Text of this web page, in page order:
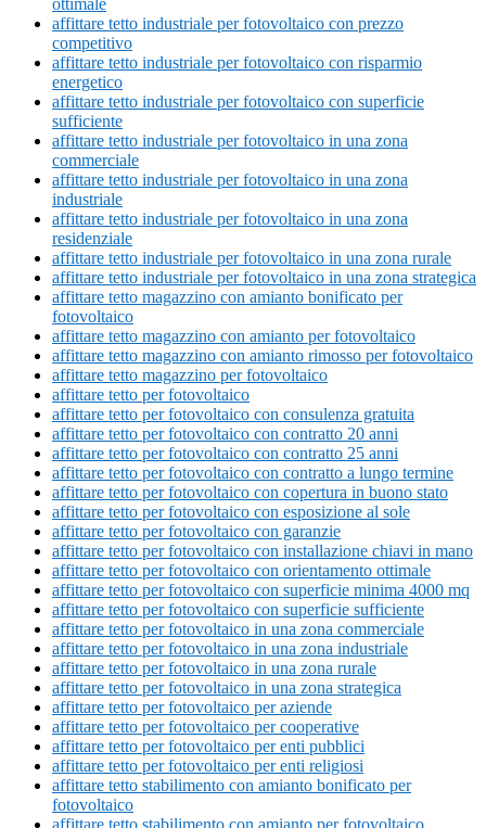
affittare tetto industriale per fotovoltaico con prezzo
competitivo
affittare tetto industriale per fotovoltaico con risparmio
energetico
affittare tetto industriale per fotovoltaico con superficie
sufficiente
affittare tetto industriale per fotovoltaico in una zona
commerciale
affittare tetto industriale per fotovoltaico in una zona
industriale
affittare tetto industriale per fotovoltaico in una zona
residenziale
affittare tetto industriale per fotovoltaico in una zona rurale
affittare tetto industriale per fotovoltaico in una zona strategica
affittare tetto magazzino con amianto bonificato per
fotovoltaico
affittare tetto magazzino con amianto per fotovoltaico
affittare tetto magazzino con amianto rimosso per fotovoltaico
affittare tetto magazzino per fotovoltaico
affittare tetto per fotovoltaico
affittare tetto per fotovoltaico con consulenza gratuita
affittare tetto per fotovoltaico con contratto 20 anni
affittare tetto per fotovoltaico con contratto 25 anni
affittare tetto per fotovoltaico con contratto a lungo termine
affittare tetto per fotovoltaico con copertura in buono stato
affittare tetto per fotovoltaico con esposizione al sole
affittare tetto per fotovoltaico con garanzie
affittare tetto per fotovoltaico con installazione chiavi in mano
affittare tetto per fotovoltaico con orientamento ottimale
affittare tetto per fotovoltaico con superficie minima 4000 mq
affittare tetto per fotovoltaico con superficie sufficiente
affittare tetto per fotovoltaico in una zona commerciale
affittare tetto per fotovoltaico in una zona industriale
affittare tetto per fotovoltaico in una zona rurale
affittare tetto per fotovoltaico in una zona strategica
affittare tetto per fotovoltaico per aziende
affittare tetto per fotovoltaico per cooperative
affittare tetto per fotovoltaico per enti pubblici
affittare tetto per fotovoltaico per enti religiosi
affittare tetto stabilimento con amianto bonificato per
fotovoltaico
affittare tetto stabilimento con amianto per fotovoltaico